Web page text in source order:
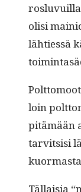
olisi
lähtiessä
loin
pitämään
tarvit­sisi
Täl­laisia